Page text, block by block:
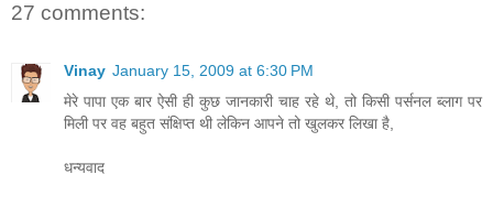
27 comments:
Vinay January 15, 2009 at 6:30 PM
मेरे पापा एक बार ऐसी ही कुछ जानकारी चाह रहे थे, तो किसी पर्सनल ब्लाग पर
मिली पर वह बहुत संक्षिप्त थी लेकिन आपने तो खुलकर लिखा है,
धन्यवाद